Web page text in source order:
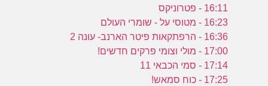
16:11 - פטרוניקס
16:23 - מטוסי על - שומרי העולם
16:36 - הרפתקאות פיטר הארנב- עונה 2
17:00 - מולי וצומי פרקים חדשים!
17:14 - סמי הכבאי 11
17:25 - כוח סמאש!